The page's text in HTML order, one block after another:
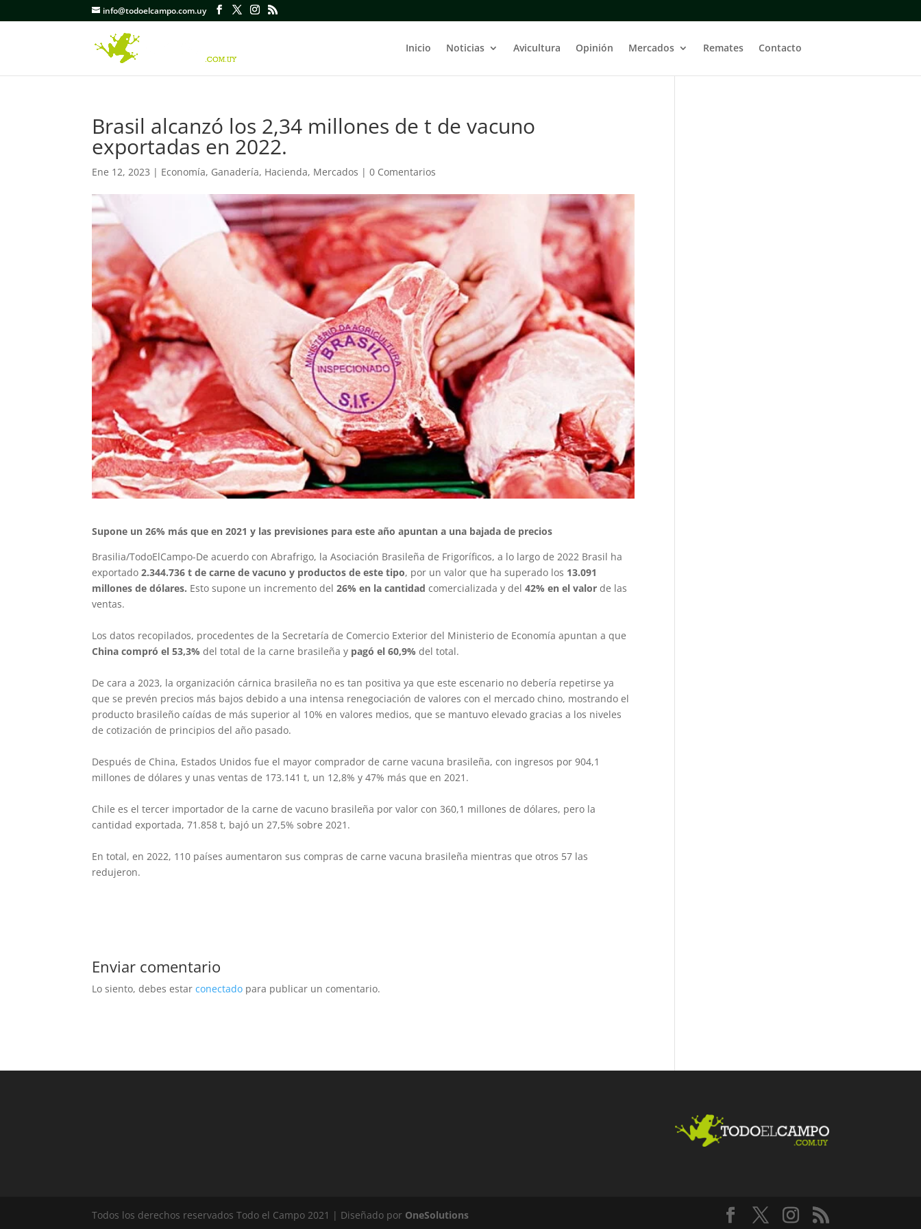
info@todoelcampo.com.uy
Inicio Noticias Avicultura Opinión Mercados Remates Contacto
Brasil alcanzó los 2,34 millones de t de vacuno
exportadas en 2022.
Ene 12, 2023 | Economía, Ganadería, Hacienda, Mercados |0 Comentarios
Supone un 26% más que en 2021 y las previsiones para este año apuntan a una bajada de precios
Brasilia/TodoElCampo-De acuerdo con Abrafrigo, la Asociación Brasileña de Frigoríficos, a lo largo de 2022 Brasil ha
exportado2.344.736 t de carne de vacuno y productos de este tipo, por un valor que ha superado los 13.091
millones de dólares. Esto supone un incremento del26% en la cantidad comercializada y del42% en el valorde las
ventas.
Los datos recopilados, procedentes de la Secretaría de Comercio Exterior del Ministerio de Economía apuntan a que
China compró el 53,3% del total de la carne brasileña y pagó el 60,9% del total.
De cara a 2023, la organización cárnica brasileña no es tan positiva ya que este escenario no debería repetirse ya
que se prevén precios más bajos debido a una intensa renegociación de valores con el mercado chino, mostrando el
producto brasileño caídas de más superior al 10% en valores medios, que se mantuvo elevado gracias a los niveles
de cotización de principios del año pasado.
Después de China, Estados Unidos fue el mayor comprador de carne vacuna brasileña, con ingresos por 904,1
millones de dólares y unas ventas de 173.141 t, un 12,8% y 47% más que en 2021.
Chile es el tercer importador de la carne de vacuno brasileña por valor con 360,1 millones de dólares, pero la
cantidad exportada, 71.858 t, bajó un 27,5% sobre 2021.
En total, en 2022, 110 países aumentaron sus compras de carne vacuna brasileña mientras que otros 57 las
redujeron.
Enviar comentario
Lo siento, debes estarconectado para publicar un comentario.
Todos los derechos reservados Todo el Campo 2021 | Diseñado por OneSolutions
Fac
ebo
Twit
ter